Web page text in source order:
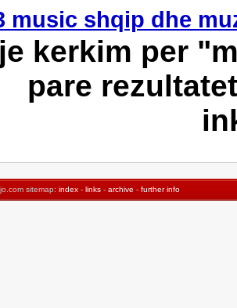
music shqip dhe
kerkim per
pare
sitemap: index - links - archive - further info